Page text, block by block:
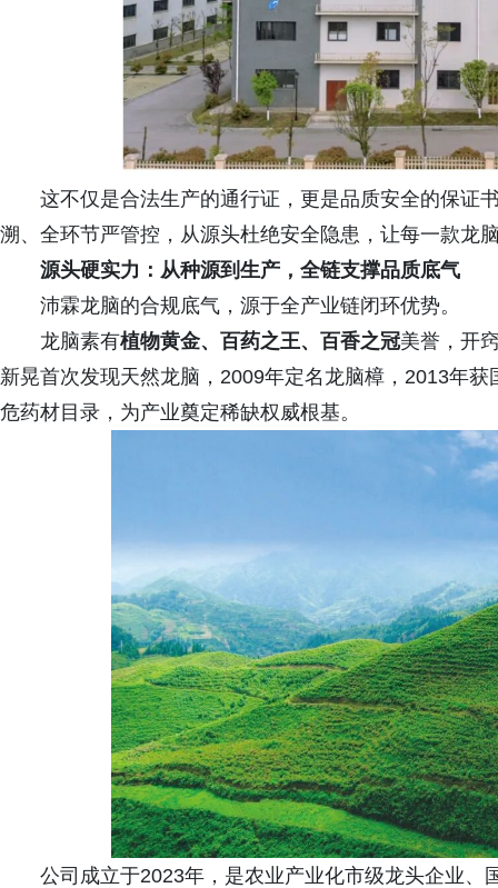
这不仅是合法生产的通行证，更是品质安全的保证
溯、全环节严管控，从源头杜绝安全隐患，让每一款龙
源头硬实力：从种源到生产，全链支撑品质底气
沛霖龙脑的合规底气，源于全产业链闭环优势。
龙脑素有植物黄金、百药之王、百香之冠美誉，开
新晃首次发现天然龙脑，2009年定名龙脑樟，2013年
危药材目录，为产业奠定稀缺权威根基。
公司成立于2023年，是农业产业化市级龙头企业